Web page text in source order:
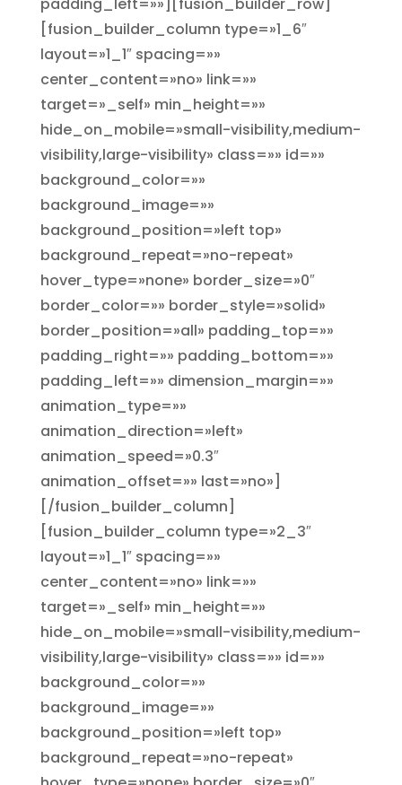
[fusion_builder_column type=»1_6″
layout=»1_1″ spacing=»»
center_content=»no» link=»»
target=»_self» min_height=»»
hide_on_mobile=»small-visibility,medium-
visibility,large-visibility» class=»» id=»»
background_color=»»
background_image=»»
background_position=»left top»
background_repeat=»no-repeat»
hover_type=»none» border_size=»0″
border_color=»» border_style=»solid»
border_position=»all» padding_top=»»
padding_right=»» padding_bottom=»»
padding_left=»» dimension_margin=»»
animation_type=»»
animation_direction=»left»
animation_speed=»0.3″
animation_offset=»» last=»no»]
[/fusion_builder_column]
[fusion_builder_column type=»2_3″
layout=»1_1″ spacing=»»
center_content=»no» link=»»
target=»_self» min_height=»»
hide_on_mobile=»small-visibility,medium-
visibility,large-visibility» class=»» id=»»
background_color=»»
background_image=»»
background_position=»left top»
background_repeat=»no-repeat»